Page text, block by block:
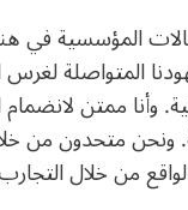
المؤسسية في
المتواصلة
وأنا ممتن
ونحن متحدون من
من خلال التجارب